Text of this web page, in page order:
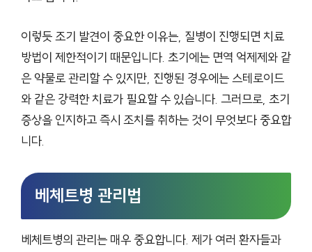
이렇듯 조기 발견이 중요한 이유는, 질병이 진행되면 치료
방법이 제한적이기 때문입니다. 초기에는 면역 억제제와 같
은 약물로 관리할 수 있지만, 진행된 경우에는 스테로이드
와 같은 강력한 치료가 필요할 수 있습니다. 그러므로, 초기
증상을 인지하고 즉시 조치를 취하는 것이 무엇보다 중요합
니다.
베체트병 관리법
베체트병의 관리는 매우 중요합니다. 제가 여러 환자들과